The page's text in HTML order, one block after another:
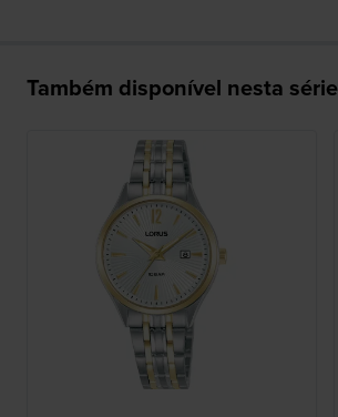
Também disponível nesta série